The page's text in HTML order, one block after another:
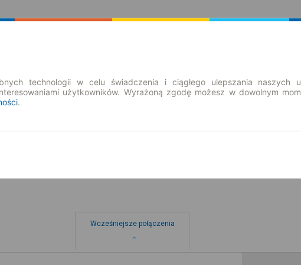
Wcześniejsze połączenia
technologii w celu świadczenia i ciągłego ulepszania naszych
użytkowników. Wyrażoną zgodę możesz w dowolnym
.